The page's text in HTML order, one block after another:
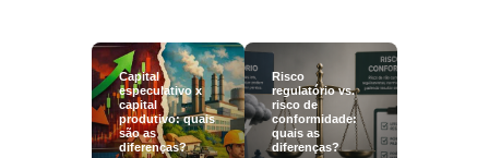
Capital
especulativo x
capital
produtivo: quais
são as
diferenças?
Risco
regulatório vs.
risco de
conformidade:
quais as
diferenças?